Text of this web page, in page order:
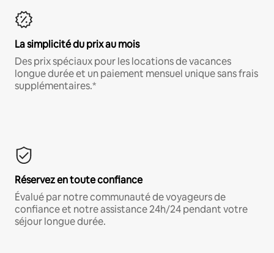
La simplicité du prix au mois
Des prix spéciaux pour les locations de vacances
longue durée et un paiement mensuel unique sans frais
supplémentaires.*
Réservez en toute confiance
Évalué par notre communauté de voyageurs de
confiance et notre assistance 24h/24 pendant votre
séjour longue durée.